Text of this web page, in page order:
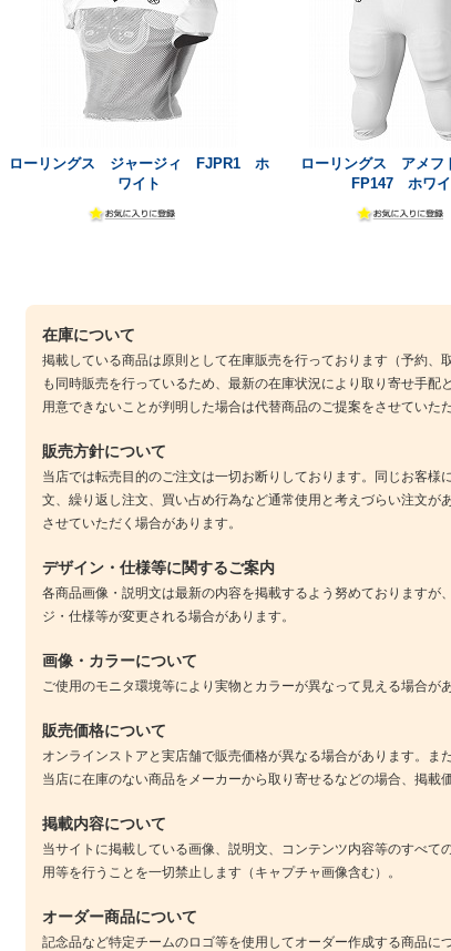
ローリングス ジャージィ FJPR1 ホ
ワイト
ローリングス アメフ
FP147 ホワイ
在庫について
掲載している商品は原則として在庫販売を行っております（予約、
も同時販売を行っているため、最新の在庫状況により取り寄せ手
用意できないことが判明した場合は代替商品のご提案をさせていた
販売方針について
当店では転売目的のご注文は一切お断りしております。同じお客様
文、繰り返し注文、買い占め行為など通常使用と考えづらい注文が
させていただく場合があります。
デザイン・仕様等に関するご案内
各商品画像・説明文は最新の内容を掲載するよう努めておりますが
ジ・仕様等が変更される場合があります。
画像・カラーについて
ご使用のモニタ環境等により実物とカラーが異なって見える場合が
販売価格について
オンラインストアと実店舗で販売価格が異なる場合があります。ま
当店に在庫のない商品をメーカーから取り寄せるなどの場合、掲載
掲載内容について
当サイトに掲載している画像、説明文、コンテンツ内容等のすべて
用等を行うことを一切禁止します（キャプチャ画像含む）。
オーダー商品について
記念品など特定チームのロゴ等を使用してオーダー作成する商品に